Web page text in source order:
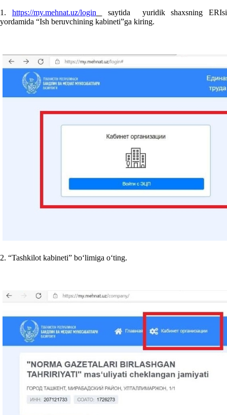
1. https://my.mehnat.uz/login
saytida yuridik shaхsning ERIsi
yordamida “Ish beruvchining kabineti”ga kiring.
2. “Tashkilot kabineti” boʻlimiga oʻting.